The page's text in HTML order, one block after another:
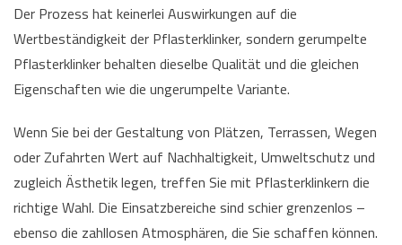
Der Prozess hat keinerlei Auswirkungen auf die
Wertbeständigkeit der Pflasterklinker, sondern gerumpelte
Pflasterklinker behalten dieselbe Qualität und die gleichen
Eigenschaften wie die ungerumpelte Variante.
Wenn Sie bei der Gestaltung von Plätzen, Terrassen, Wegen
oder Zufahrten Wert auf Nachhaltigkeit, Umweltschutz und
zugleich Ästhetik legen, treffen Sie mit Pflasterklinkern die
richtige Wahl. Die Einsatzbereiche sind schier grenzenlos –
ebenso die zahllosen Atmosphären, die Sie schaffen können.